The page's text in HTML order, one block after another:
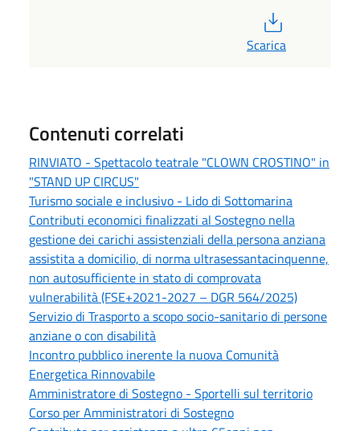
Scarica
Contenuti correlati
RINVIATO - Spettacolo teatrale "CLOWN CROSTINO" in
"STAND UP CIRCUS"
Turismo sociale e inclusivo - Lido di Sottomarina
Contributi economici finalizzati al Sostegno nella
gestione dei carichi assistenziali della persona anziana
assistita a domicilio, di norma ultrasessantacinquenne,
non autosufficiente in stato di comprovata
vulnerabilità (FSE+2021-2027 – DGR 564/2025)
Servizio di Trasporto a scopo socio-sanitario di persone
anziane o con disabilità
Incontro pubblico inerente la nuova Comunità
Energetica Rinnovabile
Amministratore di Sostegno - Sportelli sul territorio
Corso per Amministratori di Sostegno